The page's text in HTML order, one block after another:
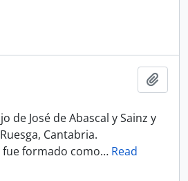
de José de Abascal y Sainz y
Cantabria.
fue formado como… Read